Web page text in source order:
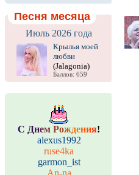
Песня месяца
Июль 2026 года
Крылья моей
любви
(Jalagonia)
Баллов: 659
С Днем Рождения!
alexus1992
ruse4ka
garmon_ist
An-na